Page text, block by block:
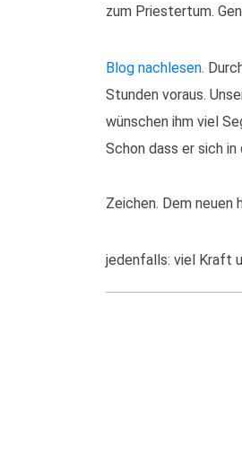
zum Priestertum.
Blog nachlesen.
Stunden voraus.
wünschen ihm viel
Schon dass er sich
Zeichen. Dem neuen
jedenfalls: viel Kraft